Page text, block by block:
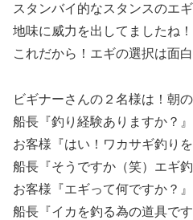
スタンバイ的なスタンスのエギ
地味に威力を出してましたね！
これだから！エギの選択は面
ビギナーさんの２名様は！朝
船長『釣り経験ありますか？』
お客様『はい！ワカサギ釣りを
船長『そうですか（笑）エギ
お客様『エギって何ですか？』
船長『イカを釣る為の道具です